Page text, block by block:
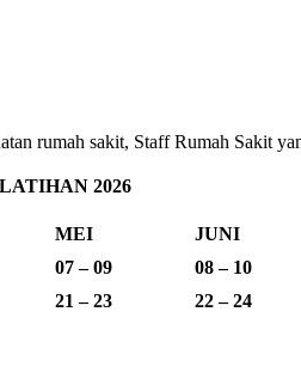
rumah sakit, Staff Rumah Sakit
2026
MEI
JUNI
07 – 09
08 – 10
21 – 23 22 – 24